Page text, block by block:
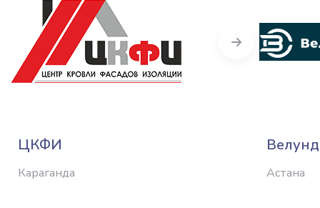
ЦКФИ
Караганда Астана
Next